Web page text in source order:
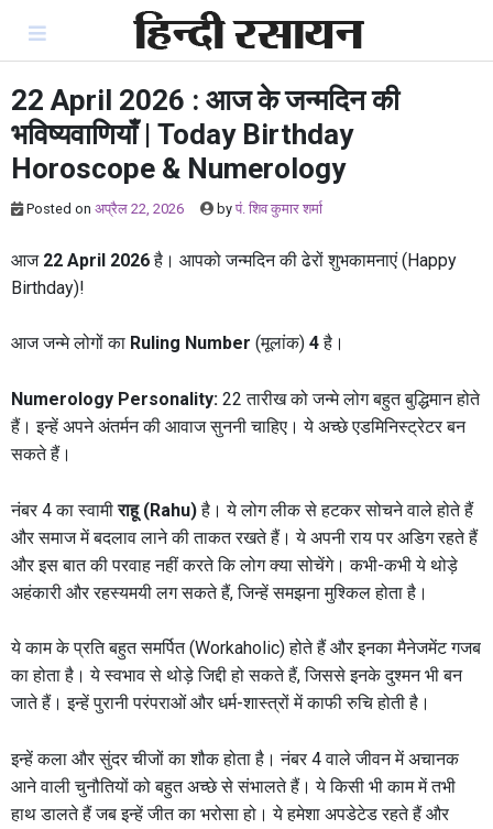
content
22 April 2026 : आज के जन्मदिन की
भविष्यवाणियाँ | Today Birthday
Horoscope & Numerology
Posted on अप्रैल 22, 2026 by पं. शिव कुमार शर्मा
आज 22 April 2026है। आपको जन्मदिन की ढेरों शुभकामनाएं (Happy
Birthday)!
आज जन्मे लोगों का Ruling Number (मूलांक) 4है।
Numerology Personality: 22 तारीख को जन्मे लोग बहुत बुद्धिमान होते
हैं। इन्हें अपने अंतर्मन की आवाज सुननी चाहिए। ये अच्छे एडमिनिस्ट्रेटर बन
सकते हैं।
नंबर 4 का स्वामीराहू (Rahu)है। ये लोग लीक से हटकर सोचने वाले होते हैं
और समाज में बदलाव लाने की ताकत रखते हैं। ये अपनी राय पर अडिग रहते हैं
और इस बात की परवाह नहीं करते कि लोग क्या सोचेंगे। कभी-कभी ये थोड़े
अहंकारी और रहस्यमयी लग सकते हैं, जिन्हें समझना मुश्किल होता है।
ये काम के प्रति बहुत समर्पित (Workaholic) होते हैं और इनका मैनेजमेंट गजब
का होता है। ये स्वभाव से थोड़े जिद्दी हो सकते हैं, जिससे इनके दुश्मन भी बन
जाते हैं। इन्हें पुरानी परंपराओं और धर्म-शास्त्रों में काफी रुचि होती है।
इन्हें कला और सुंदर चीजों का शौक होता है। नंबर 4 वाले जीवन में अचानक
आने वाली चुनौतियों को बहुत अच्छे से संभालते हैं। ये किसी भी काम में तभी
हाथ डालते हैं जब इन्हें जीत का भरोसा हो। ये हमेशा अपडेटेड रहते हैं और